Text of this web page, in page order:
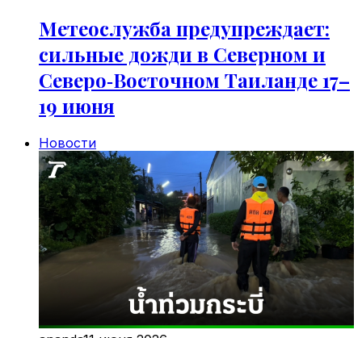
Метеослужба предупреждает:
сильные дожди в Северном и
Северо‑Восточном Таиланде 17–
19 июня
Новости